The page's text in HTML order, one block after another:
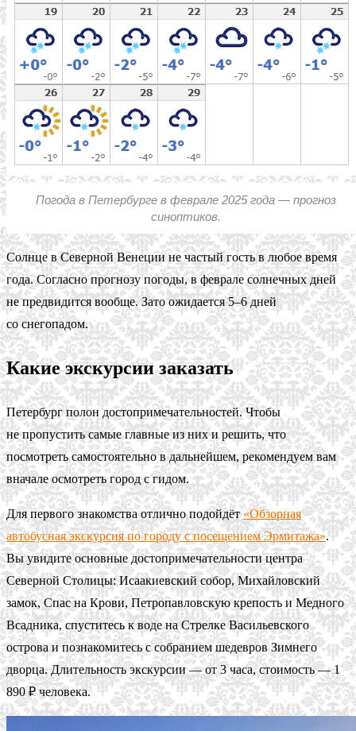
Погода в Петербурге в феврале 2025 года — прогноз
синоптиков.
Солнце в Северной Венеции не частый гость в любое время
года. Согласно прогнозу погоды, в феврале солнечных дней
не предвидится вообще. Зато ожидается 5–6 дней
со снегопадом.
Какие экскурсии заказать
Петербург полон достопримечательностей. Чтобы
не пропустить самые главные из них и решить, что
посмотреть самостоятельно в дальнейшем, рекомендуем вам
вначале осмотреть город с гидом.
Для первого знакомства отлично подойдёт«Обзорная
автобусная экскурсия по городу с посещением Эрмитажа».
Вы увидите основные достопримечательности центра
Северной Столицы: Исаакиевский собор, Михайловский
замок, Спас на Крови, Петропавловскую крепость и Медного
Всадника, спуститесь к воде на Стрелке Васильевского
острова и познакомитесь с собранием шедевров Зимнего
дворца. Длительность экскурсии — от 3 часа, стоимость — 1
890 ₽ человека.